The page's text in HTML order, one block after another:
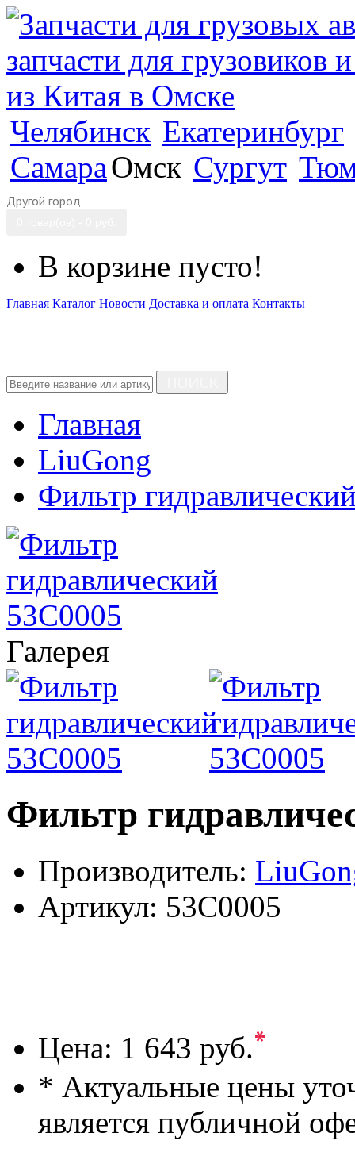
Челябинск Екатеринбург
СамараОмск Сургут
Другой город
В корзине пусто!
Главная Каталог Новости Доставка и оплата Контакты
Главная
LiuGong
Фильтр
Галерея
Фильтр
Производитель:
Артикул: 53C0005
Цена: 1 643 руб.*
* Актуальные цены
является публичной